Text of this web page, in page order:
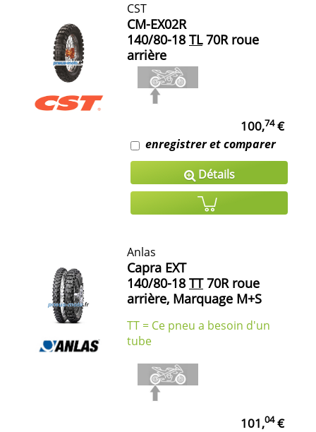
CST
CM-EX02R
140/80-18 TL70R roue
arrière
100,74€
enregistrer et comparer
Détails
Anlas
Capra EXT
140/80-18 TT70R roue
arrière, Marquage M+S
TT = Ce pneu a besoin d'un
tube
101,04€